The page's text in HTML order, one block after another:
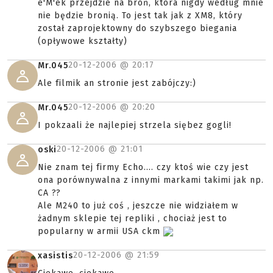
e'M'ek przejdzie na broń, która nigdy według mnie
nie będzie bronią. To jest tak jak z XM8, który
został zaprojektowny do szybszego biegania
(opływowe kształty)
Mr.04520-12-2006 @ 20:17
Ale filmik an stronie jest zabójczy:)
Mr.04520-12-2006 @ 20:20
I pokzaali że najlepiej strzela siębez gogli!
oski20-12-2006 @ 21:01
Nie znam tej firmy Echo.... czy ktoś wie czy jest
ona porównywalna z innymi markami takimi jak np.
CA ??
Ale M240 to już coś , jeszcze nie widziałem w
żadnym sklepie tej repliki , chociaż jest to
popularny w armii USA ckm
xasistis20-12-2006 @ 21:59